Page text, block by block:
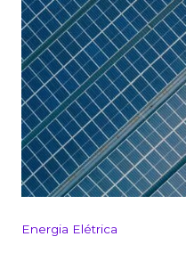
Energia Elétrica